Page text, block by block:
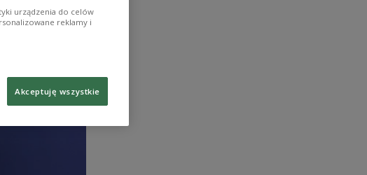
urządzenia do celów
reklamy i
Akceptuję wszystkie